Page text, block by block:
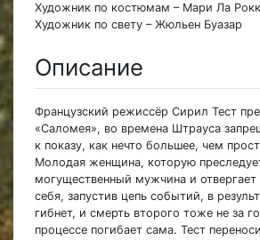
Художник по костюмам – Мари Ла
Художник по свету – Жюльен Буазар
Описание
Французский режиссёр Сирил Тест
«Саломея», во времена Штрауса
к показу, как нечто большее, чем
Молодая женщина, которую
могущественный мужчина и отвергает
себя, запустив цепь событий, в
гибнет, и смерть второго тоже не за
процессе погибает сама. Тест